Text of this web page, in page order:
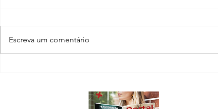
Verde à advocacia com propósito
Escreva um comentário